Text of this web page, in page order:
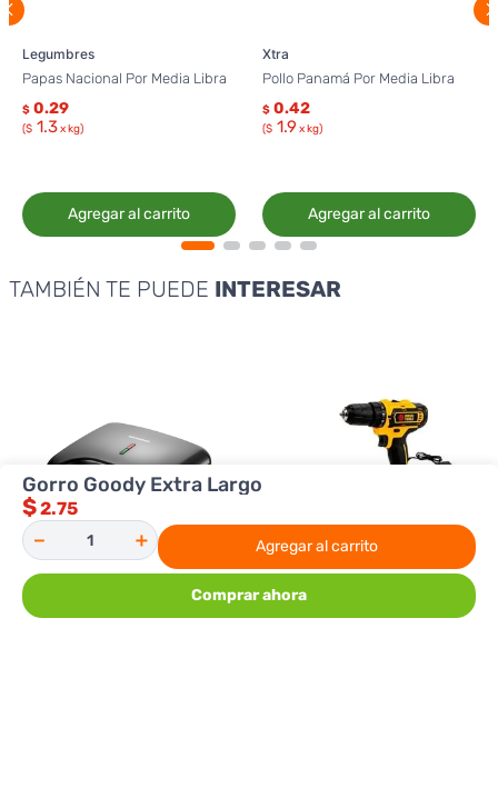
Legumbres
Papas Nacional Por Media Libra
$ 0.29
($ 1.3x kg)
Agregar al carrito
Xtra
Pollo Panamá Por Media Libra
$ 0.42
($ 1.9 x kg)
Agregar al carrito
TAMBIÉN TE PUEDE INTERESAR
Premier
Diesel Tool
Gorro Goody Extra Largo
$2.75
＋
－ Agregar al carrito
Comprar ahora